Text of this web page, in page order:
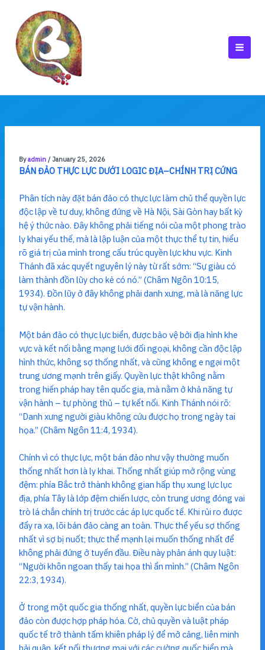
content
Byadmin / January 25, 2026
BÁN ĐẢO THỰC LỰC DƯỚI LOGIC ĐỊA–CHÍNH TRỊ CỨNG
Phân tích này đặt bán đảo có thực lực làm chủ thể quyền lực
độc lập về tư duy, không đứng về Hà Nội, Sài Gòn hay bất kỳ
hệ ý thức nào. Đây không phải tiếng nói của một phong trào
ly khai yếu thế, mà là lập luận của một thực thể tự tin, hiểu
rõ giá trị của mình trong cấu trúc quyền lực khu vực. Kinh
Thánh đã xác quyết nguyên lý này từ rất sớm: “Sự giàu có
làm thành đồn lũy cho kẻ có nó.” (Châm Ngôn 10:15,
1934). Đồn lũy ở đây không phải danh xưng, mà là năng lực
tự vận hành.
Một bán đảo có thực lực biển, được bảo vệ bởi địa hình khe
vực và kết nối bằng mạng lưới đối ngoại, không cần độc lập
hình thức, không sợ thống nhất, và cũng không e ngại một
trung ương mạnh trên giấy. Quyền lực thật không nằm
trong hiến pháp hay tên quốc gia, mà nằm ở khả năng tự
vận hành – tự phòng thủ – tự kết nối. Kinh Thánh nói rõ:
“Danh xưng người giàu không cứu được họ trong ngày tai
họa.” (Châm Ngôn 11:4, 1934).
Chính vì có thực lực, một bán đảo như vậy thường muốn
thống nhất hơn là ly khai. Thống nhất giúp mở rộng vùng
đệm: phía Bắc trở thành không gian hấp thụ xung lực lục
địa, phía Tây là lớp đệm chiến lược, còn trung ương đóng vai
trò lá chắn chính trị trước các áp lực quốc tế. Khi rủi ro được
đẩy ra xa, lõi bán đảo càng an toàn. Thực thể yếu sợ thống
nhất vì sợ bị nuốt; thực thể mạnh lại muốn thống nhất để
không phải đứng ở tuyến đầu. Điều này phản ánh quy luật:
“Người khôn ngoan thấy tai họa thì ẩn mình.” (Châm Ngôn
22:3, 1934).
Ở trong một quốc gia thống nhất, quyền lực biển của bán
đảo còn được hợp pháp hóa. Cờ, chủ quyền và luật pháp
quốc tế trở thành tấm khiên pháp lý để mở cảng, liên minh